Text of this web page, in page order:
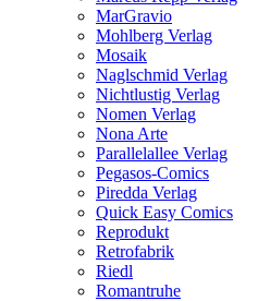
MarGravio
Mohlberg Verlag
Mosaik
Naglschmid Verlag
Nichtlustig Verlag
Nomen Verlag
Nona Arte
Parallelallee Verlag
Pegasos-Comics
Piredda Verlag
Quick Easy Comics
Reprodukt
Retrofabrik
Riedl
Romantruhe